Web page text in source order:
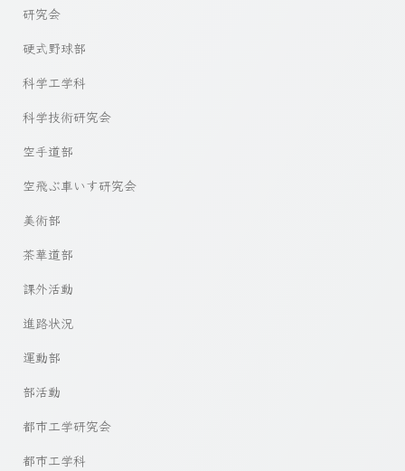
研究会
硬式野球部
科学工学科
科学技術研究会
空手道部
空飛ぶ車いす研究会
美術部
茶華道部
課外活動
進路状況
運動部
部活動
都市工学研究会
都市工学科